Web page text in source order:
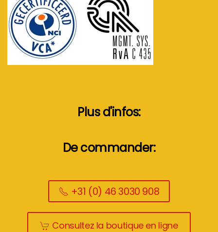
Plus d'infos:
De commander:
+31 (0) 46 3030 908
Consultez la boutique en ligne